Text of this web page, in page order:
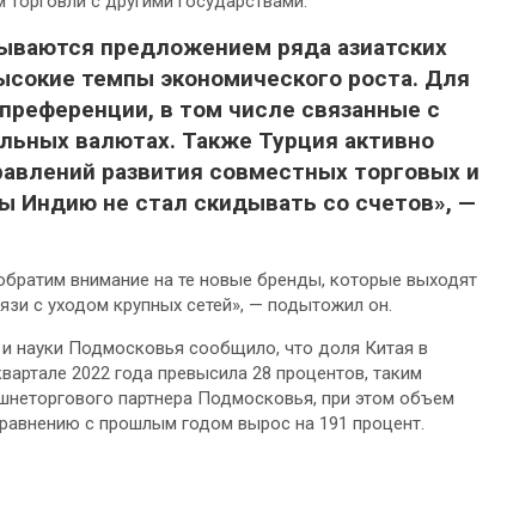
предложением ряда азиатских
темпы экономического роста. Для
в том числе связанные с
валютах. Также Турция активно
развития совместных торговых и
Индию не стал скидывать со счетов», —
внимание на те новые бренды, которые выходят
с уходом крупных сетей», — подытожил он.
науки Подмосковья сообщило, что доля Китая в
2022 года превысила 28 процентов, таким
партнера Подмосковья, при этом объем
с прошлым годом вырос на 191 процент.